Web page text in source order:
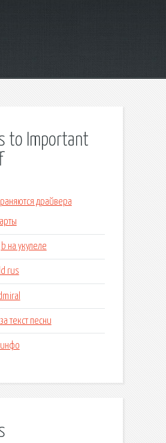
to Important
драйвера
на укулеле
rus
текст песни